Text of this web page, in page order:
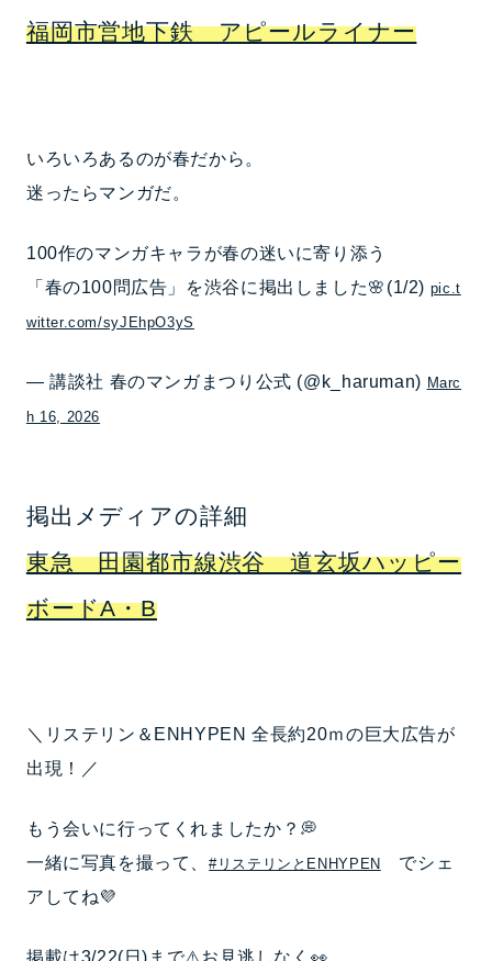
福岡市営地下鉄 アピールライナー
いろいろあるのが春だから。
迷ったらマンガだ。
100作のマンガキャラが春の迷いに寄り添う
「春の100問広告」を渋谷に掲出しました🌸(1/2) pic.t
witter.com/syJEhpO3yS
— 講談社 春のマンガまつり公式 (@k_haruman) Marc
h 16, 2026
掲出メディアの詳細
東急 田園都市線渋谷 道玄坂ハッピー
ボードA・B
＼リステリン＆ENHYPEN 全長約20ｍの巨大広告が
出現！／
もう会いに行ってくれましたか？💭
一緒に写真を撮って、#リステリンとENHYPEN
でシェ
アしてね💜
掲載は3/22(日)まで⚠️お見逃しなく👀